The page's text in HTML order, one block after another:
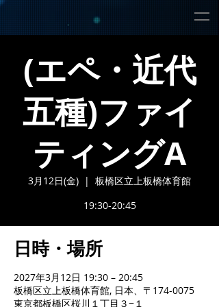
(エペ・近代
五種)ファイ
ティングA
3月12日(金)
  |
板橋区立上板橋体育館
19:30-20:45
日時・場所
2027年3月12日 19:30 – 20:45
板橋区立上板橋体育館, 日本、〒174-0075
東京都板橋区桜川１丁目３−１